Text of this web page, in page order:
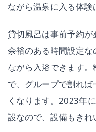
ながら温泉に入る体験
貸切風呂は事前予約
余裕のある時間設定
ながら入浴できます
で、グループで割れ
くなります。2023年
設なので、設備もきれ